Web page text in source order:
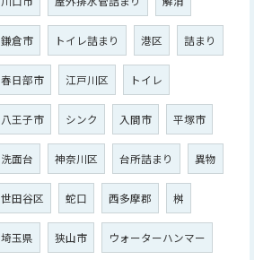
鎌倉市 トイレ詰まり 港区 詰まり
春日部市 江戸川区 トイレ
八王子市 シンク 入間市 平塚市
洗面台 神奈川区 台所詰まり 異物
世田谷区 蛇口 西多摩郡 桝
埼玉県 狭山市 ウォーターハンマー